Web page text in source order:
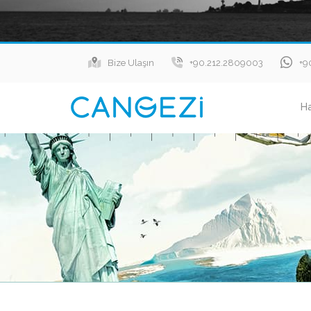
Bize Ulaşın +90.212.2809003